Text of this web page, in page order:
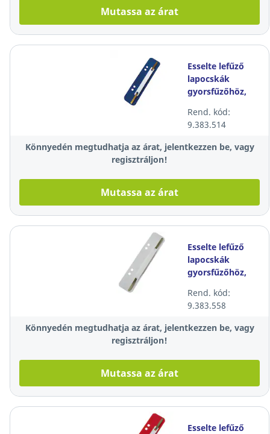
Mutassa az árat
Esselte lefűző
lapocskák
gyorsfűzőhöz,
darab/csomag
Rend. kód:
9.383.514
Könnyedén megtudhatja az árat, jelentkezzen be, vagy
regisztráljon!
Mutassa az árat
Esselte lefűző
lapocskák
gyorsfűzőhöz,
darab/csomag
Rend. kód:
9.383.558
Könnyedén megtudhatja az árat, jelentkezzen be, vagy
regisztráljon!
Mutassa az árat
Esselte lefűző